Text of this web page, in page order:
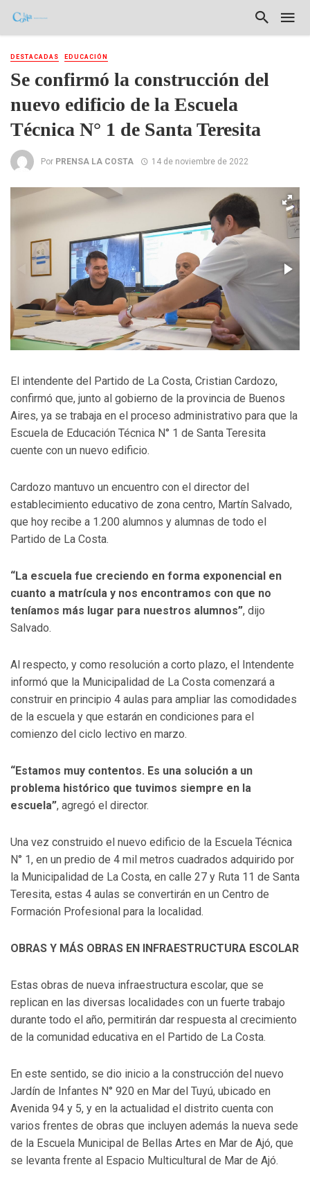
DESTACADAS EDUCACIÓN
Se confirmó la construcción del
nuevo edificio de la Escuela
Técnica N° 1 de Santa Teresita
Por PRENSA LA COSTA 14 de noviembre de 2022
El intendente del Partido de La Costa, Cristian Cardozo,
confirmó que, junto al gobierno de la provincia de Buenos
Aires, ya se trabaja en el proceso administrativo para que la
Escuela de Educación Técnica N° 1 de Santa Teresita
cuente con un nuevo edificio.
Cardozo mantuvo un encuentro con el director del
establecimiento educativo de zona centro, Martín Salvado,
que hoy recibe a 1.200 alumnos y alumnas de todo el
Partido de La Costa.
“La escuela fue creciendo en forma exponencial en
cuanto a matrícula y nos encontramos con que no
teníamos más lugar para nuestros alumnos”, dijo
Salvado.
Al respecto, y como resolución a corto plazo, el Intendente
informó que la Municipalidad de La Costa comenzará a
construir en principio 4 aulas para ampliar las comodidades
de la escuela y que estarán en condiciones para el
comienzo del ciclo lectivo en marzo.
“Estamos muy contentos. Es una solución a un
problema histórico que tuvimos siempre en la
escuela”, agregó el director.
Una vez construido el nuevo edificio de la Escuela Técnica
N° 1, en un predio de 4 mil metros cuadrados adquirido por
la Municipalidad de La Costa, en calle 27 y Ruta 11 de Santa
Teresita, estas 4 aulas se convertirán en un Centro de
Formación Profesional para la localidad.
OBRAS Y MÁS OBRAS EN INFRAESTRUCTURA ESCOLAR
Estas obras de nueva infraestructura escolar, que se
replican en las diversas localidades con un fuerte trabajo
durante todo el año, permitirán dar respuesta al crecimiento
de la comunidad educativa en el Partido de La Costa.
En este sentido, se dio inicio a la construcción del nuevo
Jardín de Infantes N° 920 en Mar del Tuyú, ubicado en
Avenida 94 y 5, y en la actualidad el distrito cuenta con
varios frentes de obras que incluyen además la nueva sede
de la Escuela Municipal de Bellas Artes en Mar de Ajó, que
se levanta frente al Espacio Multicultural de Mar de Ajó.